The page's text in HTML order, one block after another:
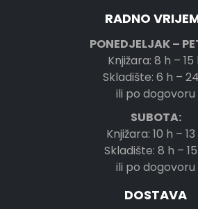
RADNO
PONEDJELJAK –
Knjižara: 8 h – 15
Skladište: 6 h –
ili po dogovoru
SUBOTA:
Knjižara: 10 h –
Skladište: 8 h –
ili po dogovoru
DOSTAVA